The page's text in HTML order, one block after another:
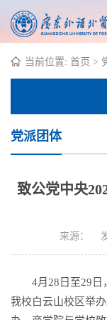
当前位置: 首页 >
党派团体
致公党中央
来源： 发
4月28日至29日
我校白云山校区举